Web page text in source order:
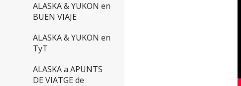
ALASKA & YUKON en
BUEN VIAJE
ALASKA & YUKON en
TyT
ALASKA a APUNTS
DE VIATGE de